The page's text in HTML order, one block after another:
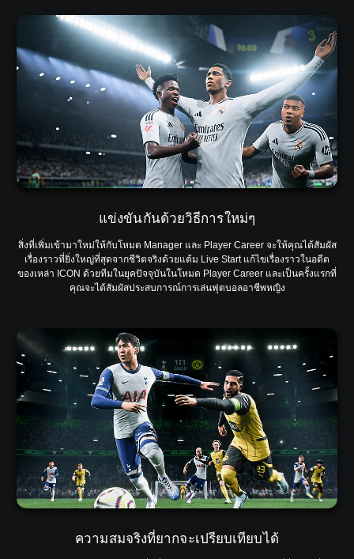
แข่งขันกันด้วยวิธีการใหม่ๆ
สิ่งที่เพิ่มเข้ามาใหม่ให้กับโหมด Manager และ Player Career จะให้คุณได้สัมผัส
เรื่องราวที่ยิ่งใหญ่ที่สุดจากชีวิตจริงด้วยแต้ม Live Start แก้ไขเรื่องราวในอดีต
ของเหล่า ICON ด้วยทีมในยุคปัจจุบันในโหมด Player Career และเป็นครั้งแรกที่
คุณจะได้สัมผัสประสบการณ์การเล่นฟุตบอลอาชีพหญิง
ความสมจริงที่ยากจะเปรียบเทียบได้